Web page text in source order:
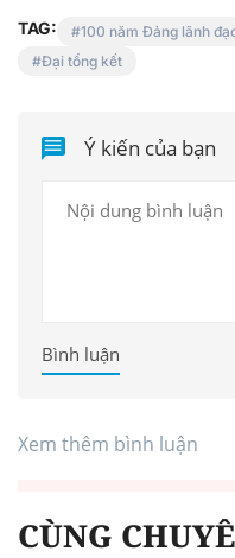
TAG:
100 năm Đảng lãnh
Đại tổng kết
Ý kiến của bạn
Bình luận
Xem thêm bình luận
CÙNG